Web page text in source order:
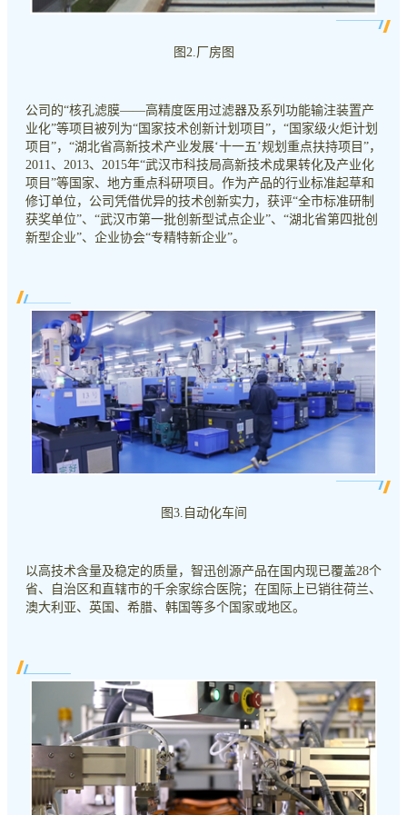
图2.厂房图
公司的“核孔滤膜——高精度医用过滤器及系列功能输注装置产
业化”等项目被列为“国家技术创新计划项目”，“国家级火炬计划
项目”，“湖北省高新技术产业发展‘十一五’规划重点扶持项目”，
2011、2013、2015年“武汉市科技局高新技术成果转化及产业化
项目”等国家、地方重点科研项目。作为产品的行业标准起草和
修订单位，公司凭借优异的技术创新实力，获评“全市标准研制
获奖单位”、“武汉市第一批创新型试点企业”、“湖北省第四批创
新型企业”、企业协会“专精特新企业”。
图3.自动化车间
以高技术含量及稳定的质量，智迅创源产品在国内现已覆盖28个
省、自治区和直辖市的千余家综合医院；在国际上已销往荷兰、
澳大利亚、英国、希腊、韩国等多个国家或地区。